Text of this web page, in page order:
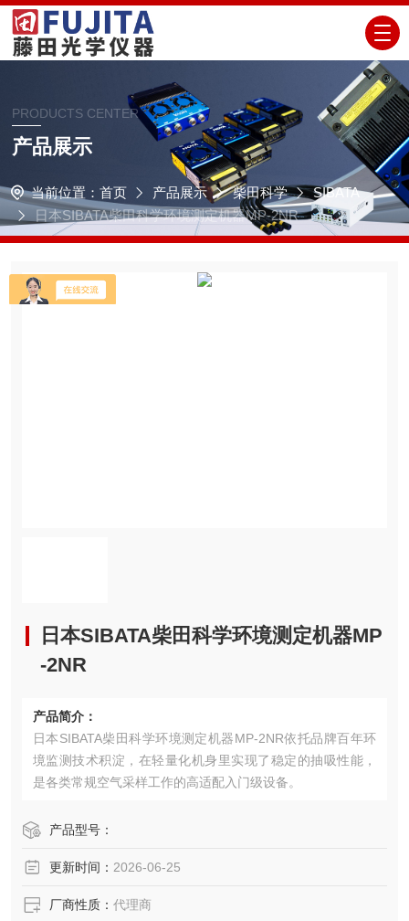
PRODUCTS CENTER
产品展示
当前位置： 首页 产品展示 柴田科学
SIBATA
日本SIBATA柴田科学环境测定机器MP-2NR
日本SIBATA柴田科学环境测定机器MP
-2NR
产品简介：
日本SIBATA柴田科学环境测定机器MP-2NR依托品牌百年环
境监测技术积淀，在轻量化机身里实现了稳定的抽吸性能，
是各类常规空气采样工作的高适配入门级设备。
产品型号：
更新时间： 2026-06-25
厂商性质： 代理商